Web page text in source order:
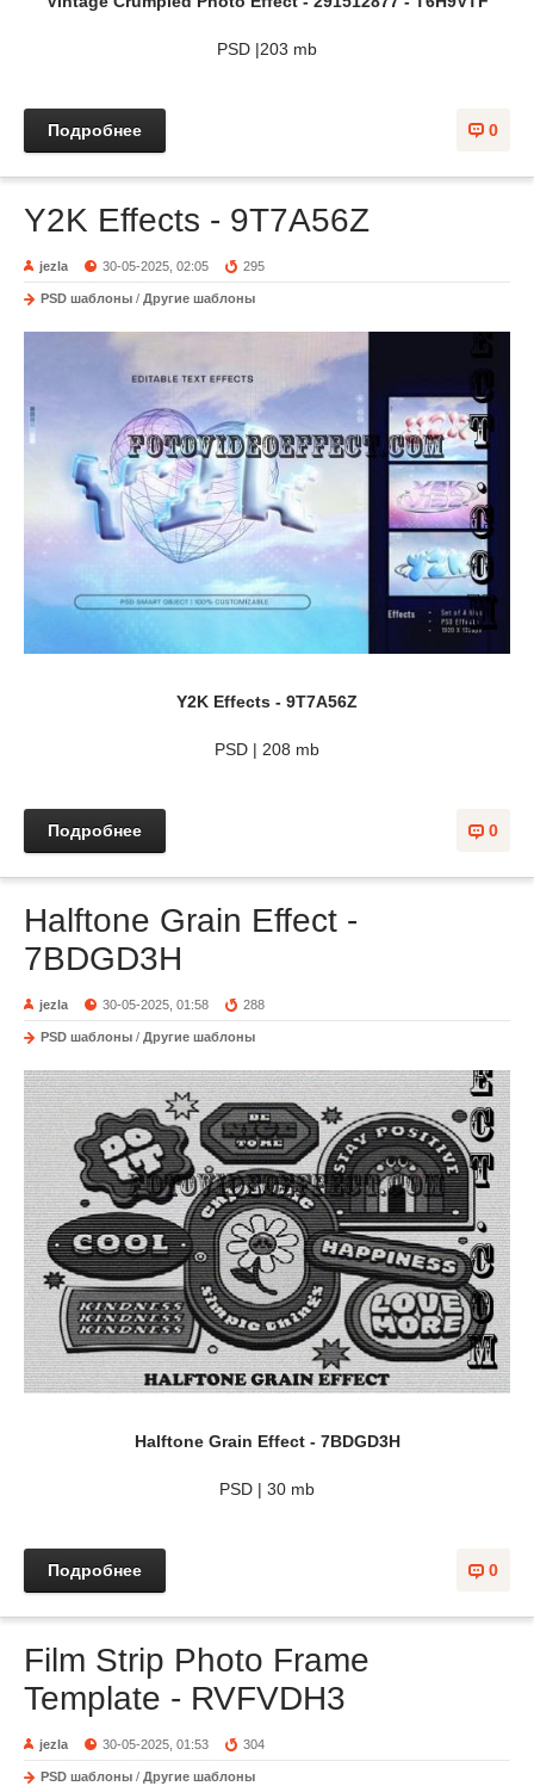
PSD |203 mb
0
Подробнее
Y2K Effects - 9T7A56Z
jezla 30-05-2025, 02:05 295
PSD шаблоны / Другие шаблоны
Y2K Effects - 9T7A56Z
PSD | 208 mb
0
Подробнее
Halftone Grain Effect -
7BDGD3H
jezla 30-05-2025, 01:58 288
PSD шаблоны / Другие шаблоны
Halftone Grain Effect - 7BDGD3H
PSD | 30 mb
0
Подробнее
Film Strip Photo Frame
Template - RVFVDH3
jezla 30-05-2025, 01:53 304
PSD шаблоны / Другие шаблоны